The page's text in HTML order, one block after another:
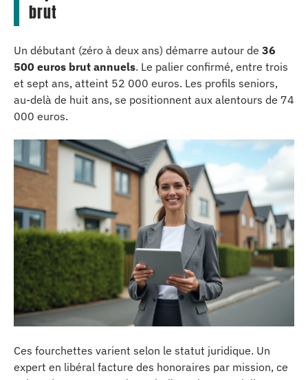
brut
Un débutant (zéro à deux ans) démarre autour de 36
500 euros brut annuels. Le palier confirmé, entre trois
et sept ans, atteint 52 000 euros. Les profils seniors,
au-delà de huit ans, se positionnent aux alentours de 74
000 euros.
Ces fourchettes varient selon le statut juridique. Un
expert en libéral facture des honoraires par mission, ce